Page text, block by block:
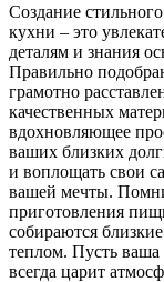
Создание
кухни – это
деталям и знания
Правильно
грамотно
качественных
вдохновляющее
ваших близких
и воплощать свои
вашей мечты.
приготовления
собираются
теплом. Пусть ваша
всегда царит